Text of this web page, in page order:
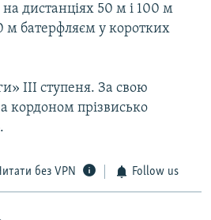
дистанціях 50 м і 100 м
м батерфляєм у коротких
III ступеня. За свою
кордоном прізвисько
без VPN Follow us